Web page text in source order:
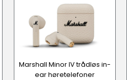
Marshall Minor IV trådløs in-
ear høretelefoner